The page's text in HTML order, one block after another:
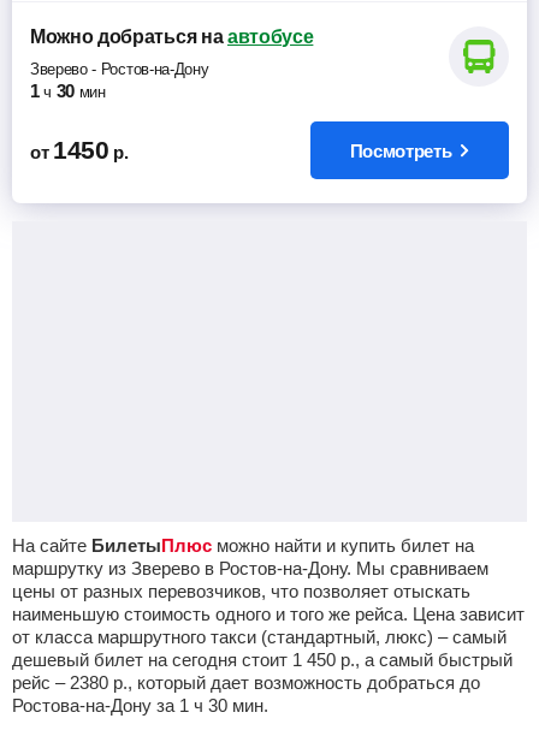
Можно добратьсяна автобусе
Зверево- Ростов-на-Дону
1 ч 30 мин
от 1450 р. Посмотреть
На сайте БилетыПлюс можно найти и купить билет на
маршрутку из Зверево в Ростов-на-Дону. Мы сравниваем
цены от разных перевозчиков, что позволяет отыскать
наименьшую стоимость одного и того же рейса. Цена зависит
от класса маршрутного такси (стандартный, люкс) – самый
дешевый билет на сегодня стоит 1 450 р., а самый быстрый
рейс – 2380 р., который дает возможность добраться до
Ростова-на-Дону за 1 ч 30 мин.